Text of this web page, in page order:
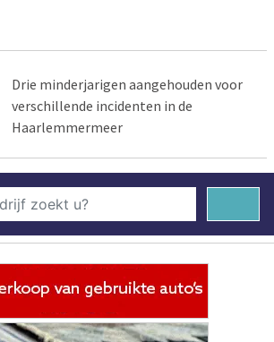
Drie minderjarigen aangehouden voor
verschillende incidenten in de
Haarlemmermeer